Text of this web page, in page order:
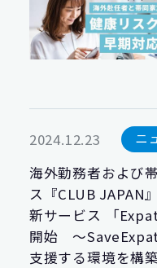
2024.12.23 ニ
海外勤務者および
ス『CLUB JAPAN
新サービス 「
開始 ～
支援する環境を構